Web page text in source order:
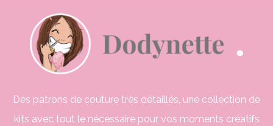
Des patrons de couture très détaillés, une collection de
kits avec tout le nécessaire pour vos moments créatifs